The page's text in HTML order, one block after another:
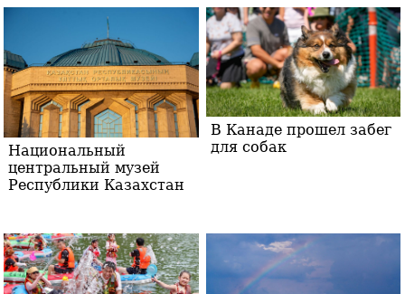
Национальный
центральный музей
Республики Казахстан
В Канаде прошел забег
для собак